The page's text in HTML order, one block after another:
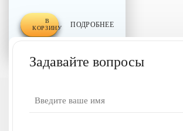
В
КОРЗИНУ
ПОДРОБНЕЕ
У вас есть вопросы
Задавайте вопросы